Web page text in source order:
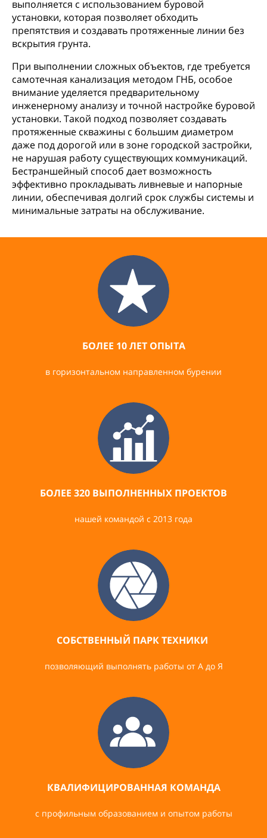
выполняется с использованием буровой
установки, которая позволяет обходить
препятствия и создавать протяженные линии без
вскрытия грунта.
При выполнении сложных объектов, где требуется
самотечная канализация методом ГНБ, особое
внимание уделяется предварительному
инженерному анализу и точной настройке буровой
установки. Такой подход позволяет создавать
протяженные скважины с большим диаметром
даже под дорогой или в зоне городской застройки,
не нарушая работу существующих коммуникаций.
Бестраншейный способ дает возможность
эффективно прокладывать ливневые и напорные
линии, обеспечивая долгий срок службы системы и
минимальные затраты на обслуживание.
БОЛЕЕ 10 ЛЕТ ОПЫТА
в горизонтальном направленном бурении
БОЛЕЕ 320 ВЫПОЛНЕННЫХ ПРОЕКТОВ
нашей командой с 2013 года
СОБСТВЕННЫЙ ПАРК ТЕХНИКИ
позволяющий выполнять работы от А до Я
КВАЛИФИЦИРОВАННАЯ КОМАНДА
с профильным образованием и опытом работы